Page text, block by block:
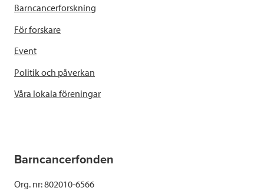
Barncancerforskning
För forskare
Event
Politik och påverkan
Våra lokala föreningar
Barncancerfonden
Org. nr: 802010-6566